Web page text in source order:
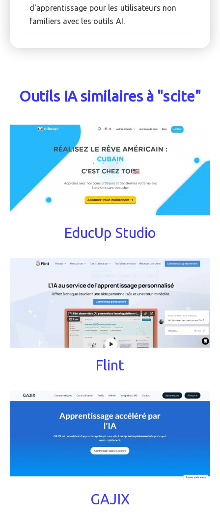
d'apprentissage pour les utilisateurs non
familiers avec les outils AI.
Outils IA similaires à "scite"
EducUp Studio
Flint
GAJIX